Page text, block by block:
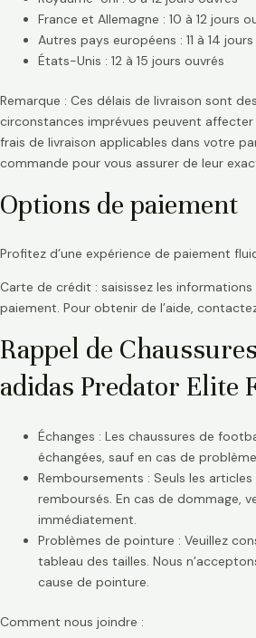
France et Allemagne : 10 à 12 jours
Autres pays européens : 11 à 14
États-Unis : 12 à 15 jours ouvrés
Remarque : Ces délais de livraison sont
circonstances imprévues peuvent affecter
frais de livraison applicables dans votre
commande pour vous assurer de leur
Options de paiement
Profitez d’une expérience de paiement
Carte de crédit : saisissez les
paiement. Pour obtenir de l’aide,
Rappel de
adidas Predator Elite
Échanges : Les chaussures de
échangées, sauf en cas de
Remboursements : Seuls les
remboursés. En cas de dommage,
immédiatement.
Problèmes de pointure : Veuillez
tableau des tailles. Nous
cause de pointure.
Comment nous joindre :